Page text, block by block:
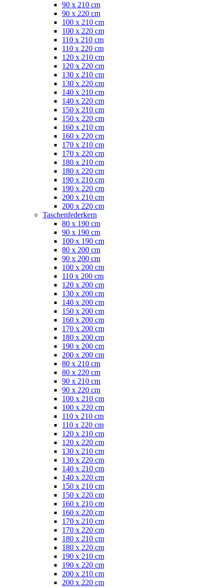
90 x 210 cm
90 x 220 cm
100 x 210 cm
100 x 220 cm
110 x 210 cm
110 x 220 cm
120 x 210 cm
120 x 220 cm
130 x 210 cm
130 x 220 cm
140 x 210 cm
140 x 220 cm
150 x 210 cm
150 x 220 cm
160 x 210 cm
160 x 220 cm
170 x 210 cm
170 x 220 cm
180 x 210 cm
180 x 220 cm
190 x 210 cm
190 x 220 cm
200 x 210 cm
200 x 220 cm
Taschenfederkern
80 x 190 cm
90 x 190 cm
100 x 190 cm
80 x 200 cm
90 x 200 cm
100 x 200 cm
110 x 200 cm
120 x 200 cm
130 x 200 cm
140 x 200 cm
150 x 200 cm
160 x 200 cm
170 x 200 cm
180 x 200 cm
190 x 200 cm
200 x 200 cm
80 x 210 cm
80 x 220 cm
90 x 210 cm
90 x 220 cm
100 x 210 cm
100 x 220 cm
110 x 210 cm
110 x 220 cm
120 x 210 cm
120 x 220 cm
130 x 210 cm
130 x 220 cm
140 x 210 cm
140 x 220 cm
150 x 210 cm
150 x 220 cm
160 x 210 cm
160 x 220 cm
170 x 210 cm
170 x 220 cm
180 x 210 cm
180 x 220 cm
190 x 210 cm
190 x 220 cm
200 x 210 cm
200 x 220 cm